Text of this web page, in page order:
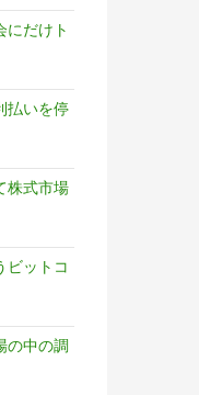
にだけト
払いを停
株式市場
ビットコ
の中の調